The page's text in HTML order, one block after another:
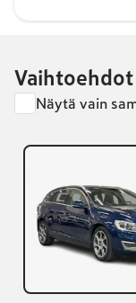
Näytä vain